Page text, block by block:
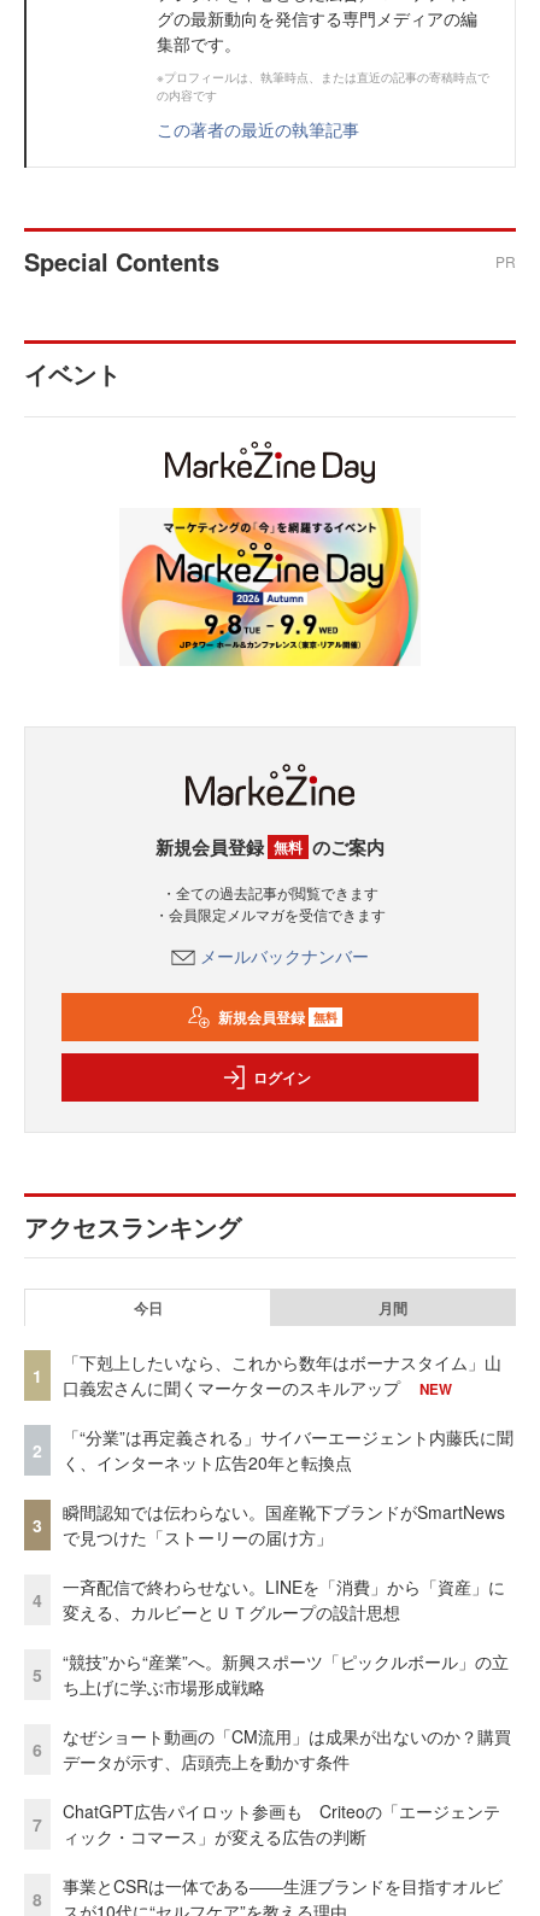
グの最新動向を発信する専門メディアの編
集部です。
※プロフィールは、執筆時点、または直近の記事の寄稿時点で
の内容です
この著者の最近の執筆記事
Special Contents PR
イベント
新規会員登録 無料 のご案内
・全ての過去記事が閲覧できます
・会員限定メルマガを受信できます
メールバックナンバー
新規会員登録 無料
ログイン
アクセスランキング
今日 月間
1
「下剋上したいなら、これから数年はボーナスタイム」山
口義宏さんに聞くマーケターのスキルアップ
NEW
2
「“分業”は再定義される」サイバーエージェント内藤氏に聞
く、インターネット広告20年と転換点
3
瞬間認知では伝わらない。国産靴下ブランドがSmartNews
で見つけた「ストーリーの届け方」
4
一斉配信で終わらせない。LINEを「消費」から「資産」に
変える、カルビーとＵＴグループの設計思想
5
“競技”から“産業”へ。新興スポーツ「ピックルボール」の立
ち上げに学ぶ市場形成戦略
6
なぜショート動画の「CM流用」は成果が出ないのか？購買
データが示す、店頭売上を動かす条件
7
ChatGPT広告パイロット参画も Criteoの「エージェンテ
ィック・コマース」が変える広告の判断
8
事業とCSRは一体である――生涯ブランドを目指すオルビ